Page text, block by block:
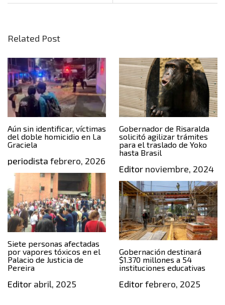
Related Post
Aún sin identificar, víctimas
del doble homicidio en La
Graciela
periodista febrero, 2026
Gobernador de Risaralda
solicitó agilizar trámites
para el traslado de Yoko
hasta Brasil
Editornoviembre, 2024
Siete personas afectadas
por vapores tóxicos en el
Palacio de Justicia de
Pereira
Editor abril, 2025
Gobernación destinará
$1.370 millones a 54
instituciones educativas
Editorfebrero, 2025